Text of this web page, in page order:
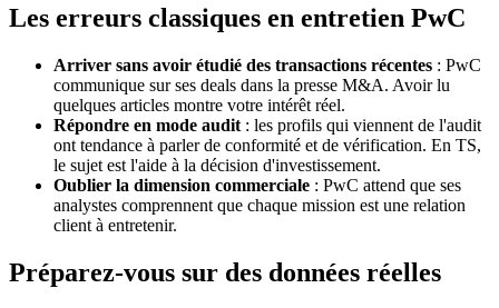
Les erreurs classiques en entretien PwC
Arriver sans avoir étudié des transactions récentes : PwC
communique sur ses deals dans la presse M&A. Avoir lu
quelques articles montre votre intérêt réel.
Répondre en mode audit : les profils qui viennent de l'audit
ont tendance à parler de conformité et de vérification. En TS,
le sujet est l'aide à la décision d'investissement.
Oublier la dimension commerciale : PwC attend que ses
analystes comprennent que chaque mission est une relation
client à entretenir.
Préparez-vous sur des données réelles